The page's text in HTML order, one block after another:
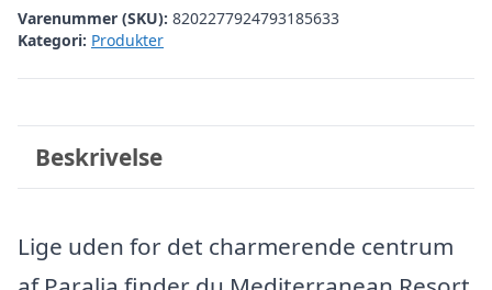
Varenummer (SKU): 8202277924793185633
Kategori: Produkter
Beskrivelse
Lige uden for det charmerende centrum